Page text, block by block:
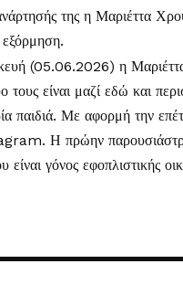
της η Μαριέττα
εξόρμηση.
(05.06.2026) η
τους είναι μαζί εδώ και
παιδιά. Με αφορμή την
Η πρώην
γόνος εφοπλιστικής